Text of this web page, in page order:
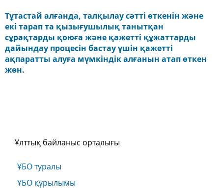
Тұтастай алғанда, талқылау сәтті өткенін және
екі тарап та қызығушылық танытқан
сұрақтарды қоюға және қажетті құжаттарды
дайындау процесін бастау үшін қажетті
ақпаратты алуға мүмкіндік алғанын атап өткен
жөн.
Ұлттық байланыс орталығы
ҰБО туралы
ҰБО құрылымы